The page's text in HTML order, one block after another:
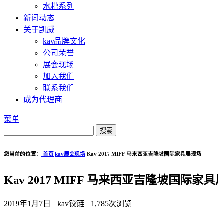
水槽系列
新闻动态
关于凯威
kav品牌文化
公司荣誉
展会现场
加入我们
联系我们
成为代理商
菜单
您当前的位置： 首页 kav展会现场 Kav 2017 MIFF 马来西亚吉隆坡国际家具展现场
Kav 2017 MIFF 马来西亚吉隆坡国际家
2019年1月7日 kav铰链 1,785次浏览